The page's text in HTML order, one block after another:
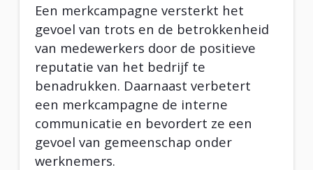
Een merkcampagne versterkt het
gevoel van trots en de betrokkenheid
van medewerkers door de positieve
reputatie van het bedrijf te
benadrukken. Daarnaast verbetert
een merkcampagne de interne
communicatie en bevordert ze een
gevoel van gemeenschap onder
werknemers.